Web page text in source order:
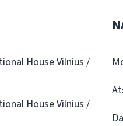
House Vilnius /
House Vilnius /